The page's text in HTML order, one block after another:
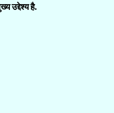
उद्देश्य है.